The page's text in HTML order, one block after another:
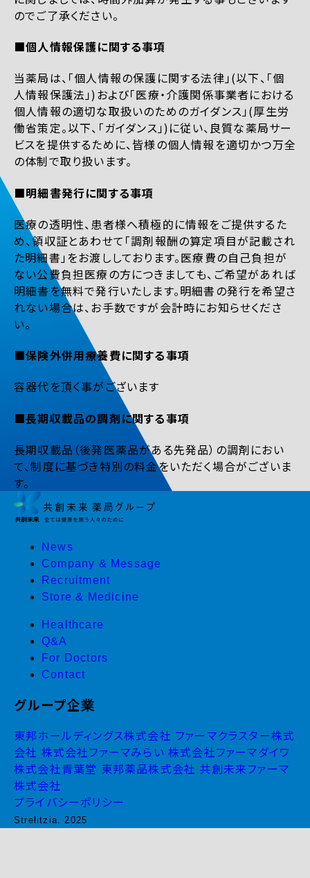
のでご了承ください。
■個人情報保護に関する事項
当薬局は、「個人情報の保護に関する法律」(以下、「個
人情報保護法」)および「医療・介護関係事業者における
個人情報の適切な取扱いのためのガイダンス」(厚生労
働省策定。以下、「ガイダンス」)に従い、良質な薬局サー
ビスを提供するために、皆様の個人情報を適切かつ万全
の体制で取り扱います。
■明細書発行に関する事項
医療の透明性、患者様へ積極的に情報をご提供するた
め、領収証とあわせて「調剤報酬の算定項目が記載され
た明細書」をお渡ししております。医療費の自己負担が
ない公費負担医療の方につきましても、ご希望があれば
明細書を無料で発行いたします。明細書の発行を希望さ
れない場合は、お手数ですが会計時にお知らせくださ
い。
■保険外併用療養費に関する事項
容器代を頂く事がございます
■長期収載品の調剤に関する事項
長期収載品（後発医薬品がある先発品）の調剤におい
て、制度に基づき特別の料金をいただく場合がございま
す。
News
Company & Message
Recruitment
Store & Medicine
Healthcare
Q&A
For Doctors
Contact
グループ企業
東邦ホールディングス株式会社 ファーマクラスター株式
会社 株式会社ファーマみらい 株式会社ファーマダイワ
株式会社青葉堂 東邦薬品株式会社 共創未来ファーマ
株式会社
プライバシーポリシー
Strelitzia. 2025